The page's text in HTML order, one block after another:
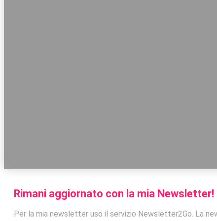
Rimani aggiornato con la mia Newsletter!
Per la mia newsletter uso il servizio Newsletter2Go. La